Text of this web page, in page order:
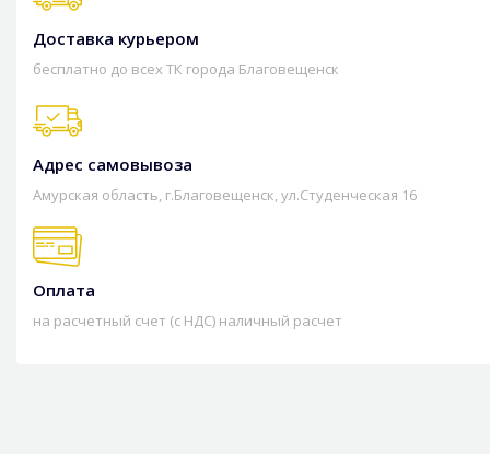
Доставка курьером
бесплатно до всех ТК города Благовещенск
Адрес самовывоза
Амурская область, г.Благовещенск, ул.Студенческая 16
Оплата
на расчетный счет (с НДС) наличный расчет